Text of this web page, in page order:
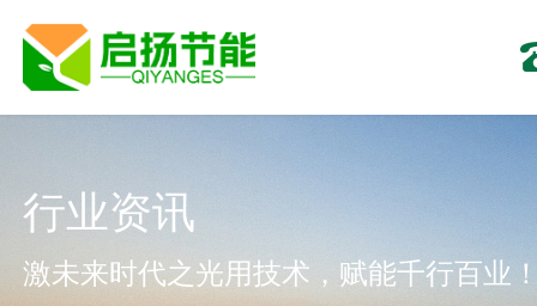
行业资讯
激未来时代之光用技术，赋能千行百业